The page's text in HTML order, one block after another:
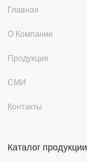
Главная
О Компании
Продукция
СМИ
Контакты
Каталог продукции